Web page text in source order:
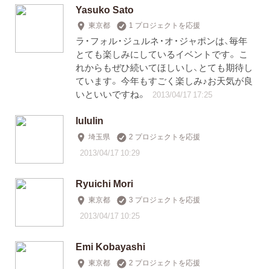
Yasuko Sato
東京都 1 プロジェクトを応援
ラ・フォル・ジュルネ・オ・ジャポンは、毎年
とても楽しみにしているイベントです。 こ
れからもぜひ続いてほしいし、とても期待し
ています。 今年もすごく楽しみ♪お天気が良
いといいですね。
2013/04/17 17:25
lululin
埼玉県 2 プロジェクトを応援
2013/04/17 10:29
Ryuichi Mori
東京都 3 プロジェクトを応援
2013/04/17 10:25
Emi Kobayashi
東京都 2 プロジェクトを応援